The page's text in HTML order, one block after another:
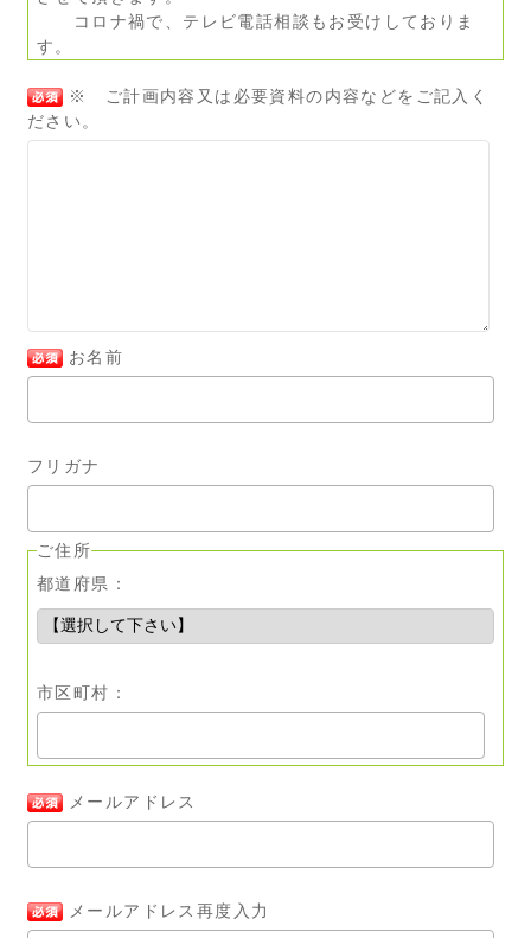
コロナ禍で、テレビ電話相談もお受けしておりま
す。
※ ご計画内容又は必要資料の内容などをご記入く
ださい。
お名前
フリガナ
ご住所
都道府県：
市区町村：
メールアドレス
メールアドレス再度入力